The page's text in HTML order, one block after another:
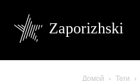
Zaporizhski
Домой Теги